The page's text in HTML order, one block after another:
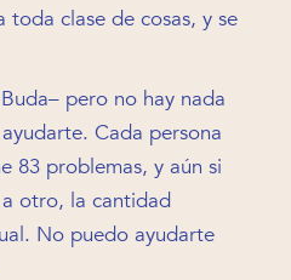
toda clase de cosas, y se
pero no hay nada
Cada persona
83 problemas, y aún si
otro, la cantidad
No puedo ayudarte